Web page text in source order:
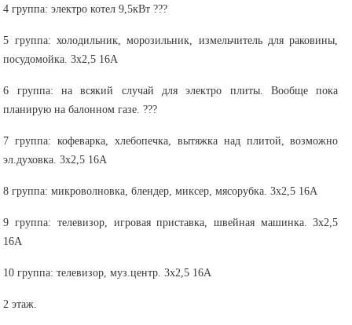
4 группа: электро котел 9,5кВт ???
5 группа: холодильник, морозильник, измельчитель для раковины,
посудомойка. 3х2,5 16А
6 группа: на всякий случай для электро плиты. Вообще пока
планирую на балонном газе. ???
7 группа: кофеварка, хлебопечка, вытяжка над плитой, возможно
эл.духовка. 3х2,5 16А
8 группа: микроволновка, блендер, миксер, мясорубка. 3х2,5 16А
9 группа: телевизор, игровая приставка, швейная машинка. 3х2,5
16А
10 группа: телевизор, муз.центр. 3х2,5 16А
2 этаж.